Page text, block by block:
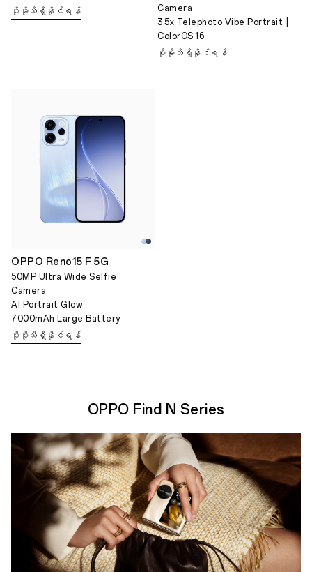
ပိုမိုသိရှိနိုင်ရန်
Camera
3.5x Telephoto Vibe Portrait |
ColorOS 16
ပိုမိုသိရှိနိုင်ရန်
OPPO Reno15 F 5G
50MP Ultra Wide Selfie
Camera
AI Portrait Glow
7000mAh Large Battery
ပိုမိုသိရှိနိုင်ရန်
OPPO Find N Series